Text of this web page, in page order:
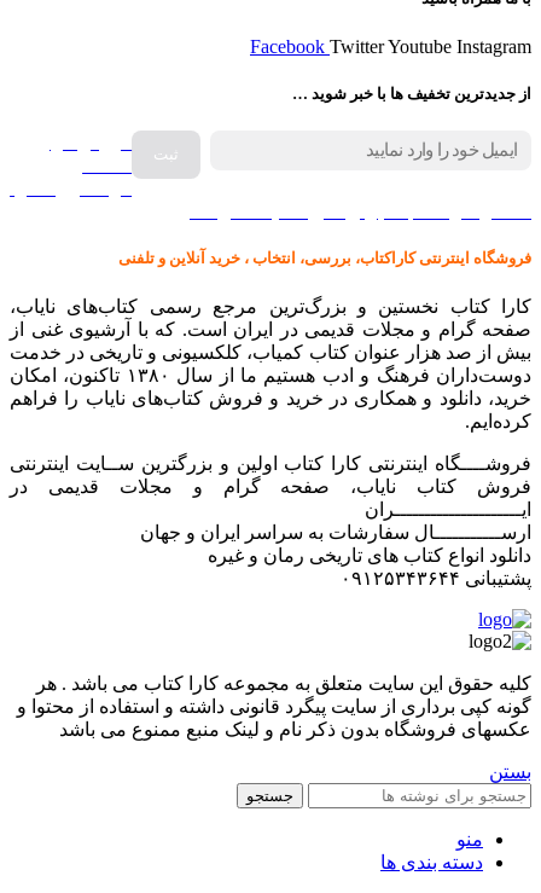
Facebook TwitterYoutube Instagram
از جدیدترین تخفیف ها با خبر شوید …
فروش انواع
فروشگاه اینترنتی کاراکتاب، بررسی، انتخاب ، خرید آنلاین و تلفنی
کارا کتاب نخستین و بزرگ‌ترین مرجع رسمی کتاب‌های نایاب،
صفحه گرام و مجلات قدیمی در ایران است. که با آرشیوی غنی از
بیش از صد هزار عنوان کتاب کمیاب، کلکسیونی و تاریخی در خدمت
دوست‌داران فرهنگ و ادب هستیم ما از سال ۱۳۸۰ تاکنون، امکان
خرید، دانلود و همکاری در خرید و فروش کتاب‌های نایاب را فراهم
کرده‌ایم.
فروشــــگاه اینترنتی کارا کتاب اولین و بزرگترین ســایت اینترنتی
فروش کتاب نایاب، صفحه گرام و مجلات قدیمی در
ایـــــــــــــــــــــران
ارســـــــــــال سفارشات به سراسر ایران و جهان
دانلود انواع کتاب های تاریخی رمان و غیره
پشتیبانی ۰۹۱۲۵۳۴۳۶۴۴
کليه حقوق اين سايت متعلق به مجموعه کارا کتاب می باشد . هر
گونه کپی برداری از سایت پیگرد قانونی داشته و استفاده از محتوا و
عکسهای فروشگاه بدون ذکر نام و لینک منبع ممنوع می باشد
بستن
جستجو
منو
دسته بندی ها